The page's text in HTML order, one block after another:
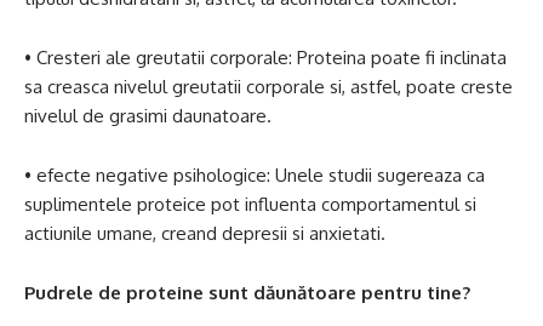
• Cresteri ale greutatii corporale: Proteina poate fi inclinata
sa creasca nivelul greutatii corporale si, astfel, poate creste
nivelul de grasimi daunatoare.
• efecte negative psihologice: Unele studii sugereaza ca
suplimentele proteice pot influenta comportamentul si
actiunile umane, creand depresii si anxietati.
Pudrele de proteine ​​sunt dăunătoare pentru tine?